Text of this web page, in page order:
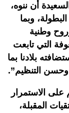
أن ننوه،
وبما
وطنية
التي تابعت
بلادنا بما
وحسن التنظيم”.
على الاستمرار
المقبلة،